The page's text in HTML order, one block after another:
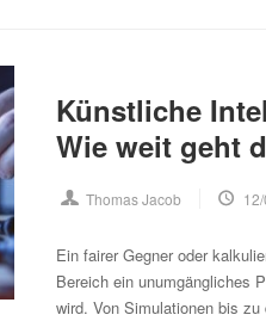
Künstliche
Wie weit geht
Thomas Jacob
Ein fairer Gegner oder
Bereich ein unumgängliches
wird. Von Simulationen bis